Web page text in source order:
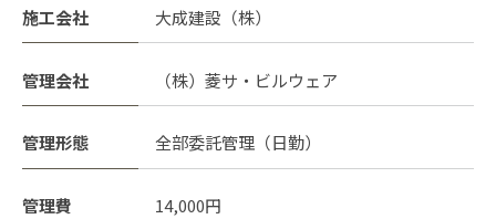
施工会社 大成建設（株）
管理会社 （株）菱サ・ビルウェア
管理形態 全部委託管理（日勤）
管理費 14,000円